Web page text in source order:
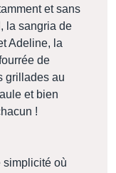
et sans
la sangria de
Adeline, la
de
grillades au
et bien
!
simplicité où